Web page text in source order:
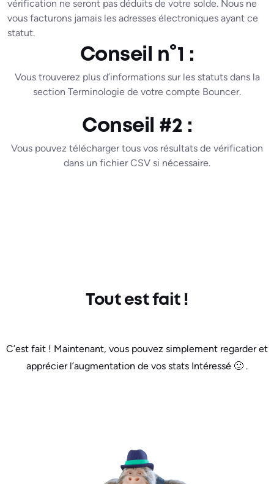
vérification ne seront pas déduits de votre solde. Nous ne
vous facturons jamais les adresses électroniques ayant ce
statut.
Conseil n°1 :
Vous trouverez plus d’informations sur les statuts dans la
section Terminologie de votre compte Bouncer.
Conseil #2 :
Vous pouvez télécharger tous vos résultats de vérification
dans un fichier CSV si nécessaire.
Tout est fait !
C’est fait ! Maintenant, vous pouvez simplement regarder et
apprécier l’augmentation de vos stats Intéressé 🙂 .